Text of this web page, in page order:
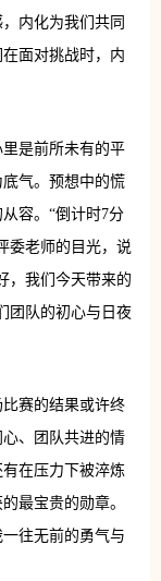
内化为我们共同
面对挑战时，内
是前所未有的平
气。预想中的慌
容。“倒计时7分
委老师的目光，说
，我们今天带来的
团队的初心与日夜
赛的结果或许终
、团队共进的情
在压力下被淬炼
最宝贵的勋章。
往无前的勇气与